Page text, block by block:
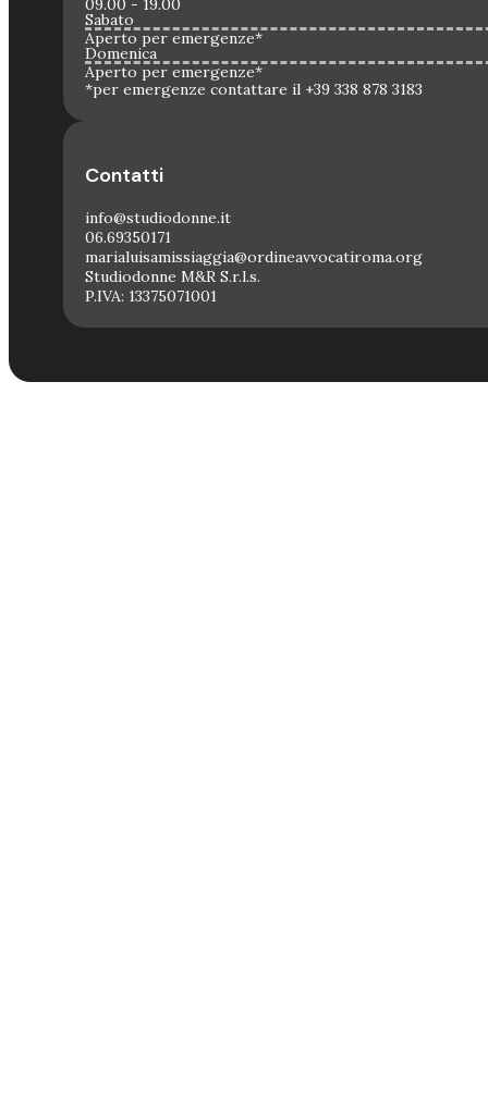
09.00 - 19.00
Sabato
Aperto per emergenze*
Domenica
Aperto per emergenze*
*per emergenze contattare il +39 338 878 3183
Contatti
info@studiodonne.it
06.69350171
marialuisamissiaggia@ordineavvocatiroma.org
Studiodonne M&R S.r.l.s.
P.IVA: 13375071001